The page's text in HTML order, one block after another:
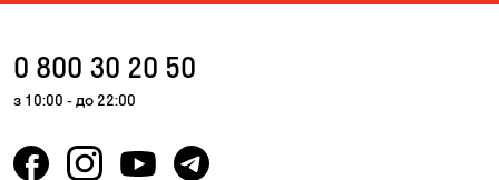
0 800 30 20 50
з 10:00 - до 22:00